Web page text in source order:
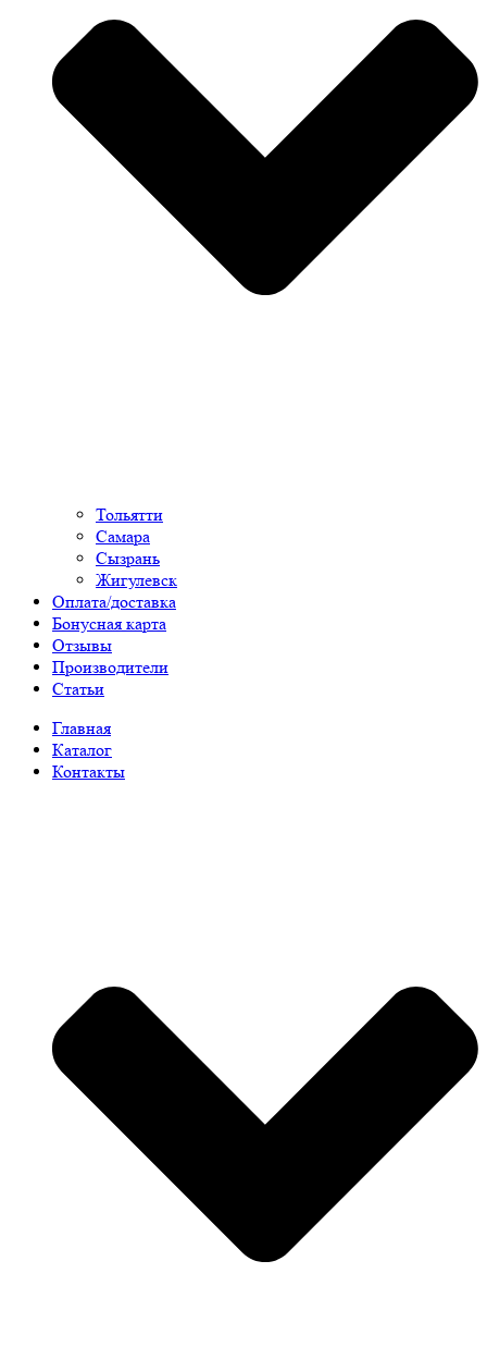
Тольятти
Самара
Сызрань
Жигулевск
Оплата/доставка
Бонусная карта
Отзывы
Производители
Статьи
Главная
Каталог
Контакты